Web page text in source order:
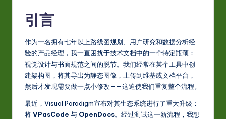
m
p
fi
引言
作为一名拥有七年以上路线图规划、用户研究和数据分析经
验的产品经理，我一直困扰于技术文档中的一个特定瓶颈：
视觉设计与书面规范之间的脱节。我们经常在某个工具中创
建架构图，将其导出为静态图像，上传到维基或文档平台，
然后才发现需要做一点小修改——这迫使我们重复整个流程。
最近，Visual Paradigm宣布对其生态系统进行了重大升级：
将VPasCode 与 OpenDocs。经过测试这一新流程，我想